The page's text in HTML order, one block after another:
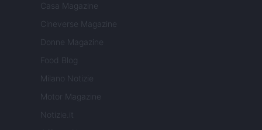
Casa Magazine
Cineverse Magazine
Donne Magazine
Food Blog
Milano Notizie
Motor Magazine
Notizie.it